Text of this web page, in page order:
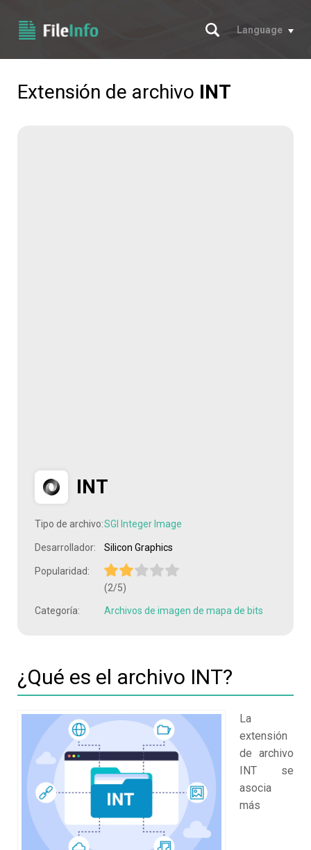
Buscar
Language
Extensión de archivo INT
INT
Tipo de archivo:SGI Integer Image
Desarrollador: Silicon Graphics
Popularidad:
(2/5)
Categoría: Archivos de imagen de mapa de bits
¿Qué es el archivo INT?
La
extensión
de archivo
INT se
asocia
más